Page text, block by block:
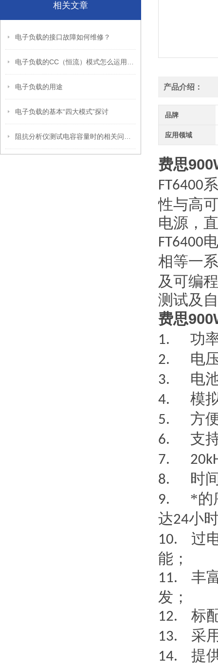
相关文章
电子负载的接口故障如何维修？
电子负载的用途
电子负载的基本“四大模式”探讨
产品介绍：
品牌
应用领域
费思
FT6400
性与高
电源，
FT6400
相等一
及可编
测试及
费思
1. 功
2. 电
3. 电
4. 模
5. 方
6. 支
7.
8. 时
9. *的
达24小
10. 过
能；
11. 丰
发；
12. 标
13. 采
14. 提